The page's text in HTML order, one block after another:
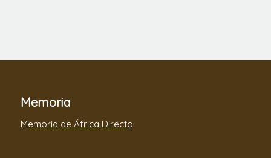
Memoria
Memoria de África Directo